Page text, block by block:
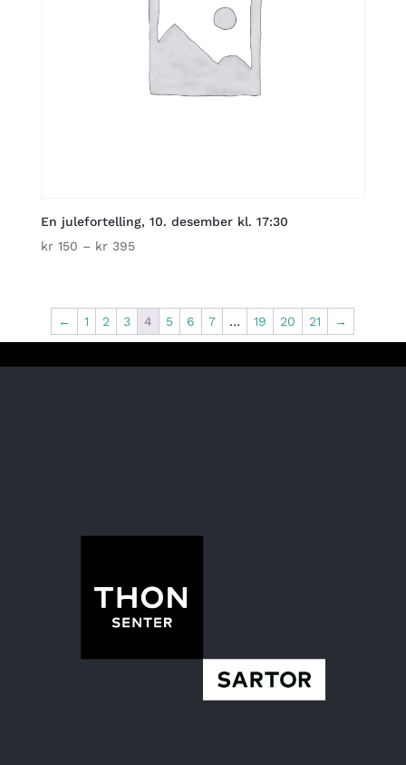
En julefortelling, 10. desember kl. 17:30
kr150 – kr395Price
through
kr 395
← 1 2 3 4 5 6 7 … 19 20 21 →